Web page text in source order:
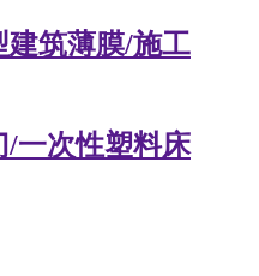
建筑薄膜/施工
/一次性塑料床